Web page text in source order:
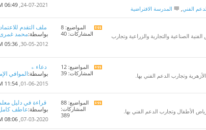
الفني المدرسة الافتراضية
24-07-2021,
06:49 PM
الصناعية والتجارية والزراعية وتجارب
مشاهدة
تغذيات
المواضيع: 8
المشاركات: 40
ملف التقدم
بواسطة:محمد
30-05-2012,
05:36 PM
وتجارب الدعم الفني بها.
مشاهدة
تغذيات
المواضيع: 12
المشاركات: 39
دعاء
بواسطة:الموافي
01-06-2015,
11:54 PM
الأطفال وتجارب الدعم الفني بها.
مشاهدة
تغذيات
المواضيع: 88
المشاركات:
389
قراءة في دليل
بواسطة:عاطف
07-03-2020,
08:06 PM